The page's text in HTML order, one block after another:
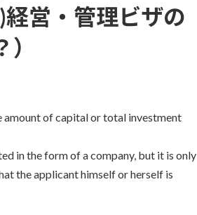
営・管理ビザの
amount of capital or total investment
in the form of a company, but it is only
the applicant himself or herself is